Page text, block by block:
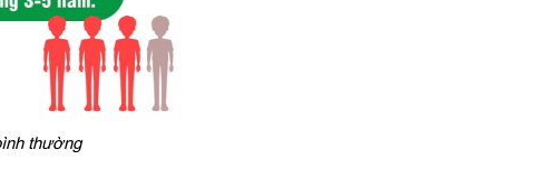
thường